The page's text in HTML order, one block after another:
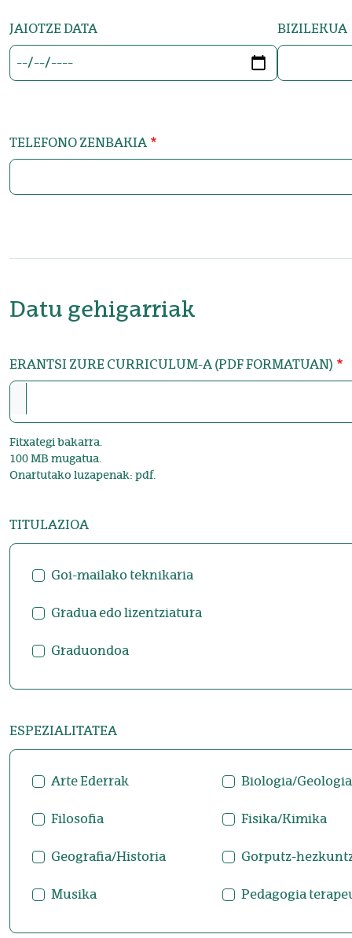
JAIOTZE DATA
DATA
BIZILEKUA
TELEFONO ZENBAKIA
Datu gehigarriak
ERANTSI ZURE CURRICULUM-A (PDF FORMATUAN)
Fitxategi bakarra.
100 MB mugatua.
Onartutako luzapenak: pdf.
TITULAZIOA
Goi-mailako teknikaria
Gradua edo lizentziatura
Graduondoa
ESPEZIALITATEA
Arte Ederrak Biologia/Geologia
Filosofia Fisika/Kimika
Geografia/Historia Gorputz-
Musika Pedagogia